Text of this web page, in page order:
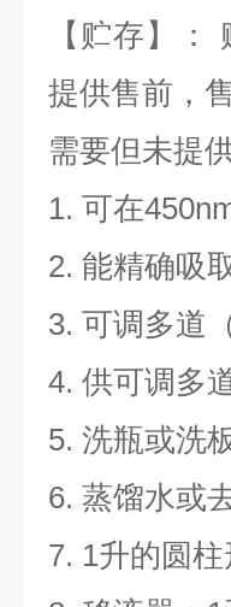
【贮存】
提供售前，
需要但未提
1. 可在
2. 能精确吸
3. 可调多道
4. 供可调多
5. 洗瓶或洗
6. 蒸馏水或
7. 1升的圆柱